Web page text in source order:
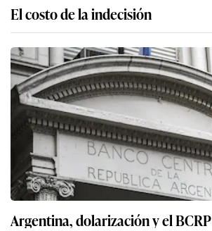
El costo de la indecisión
Argentina, dolarización y el BCRP